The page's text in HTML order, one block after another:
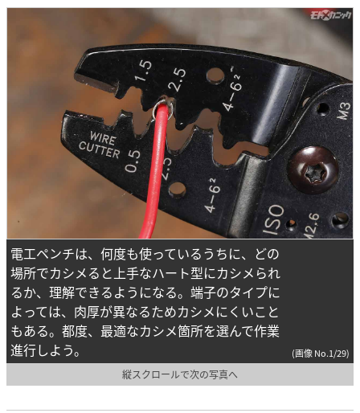
電工ペンチは、何度も使っているうちに、どの
場所でカシメると上手なハート型にカシメられ
るか、理解できるようになる。端子のタイプに
よっては、肉厚が異なるためカシメにくいこと
もある。都度、最適なカシメ箇所を選んで作業
進行しよう。
(画像 No.1/29)
縦スクロールで次の写真へ